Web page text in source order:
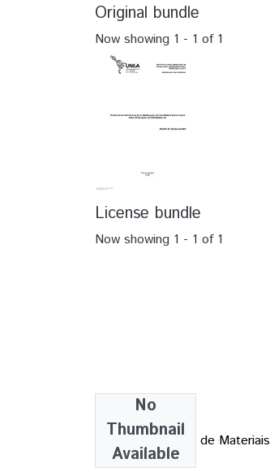
Original bundle
Now showing 1 - 1 of 1
License bundle
Now showing 1 - 1 of 1
No
Thumbnail
Available
Collections
TCC - Engenharia de Materiais